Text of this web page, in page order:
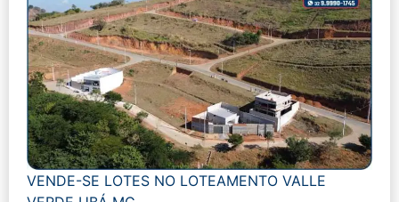
VENDE-SE LOTES NO LOTEAMENTO VALLE